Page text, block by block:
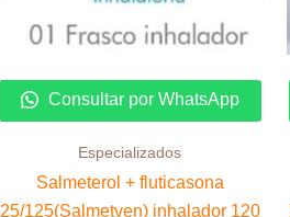
Consultar por WhatsApp
Especializados
Salmeterol + fluticasona
25/125(Salmetven) inhalador 120